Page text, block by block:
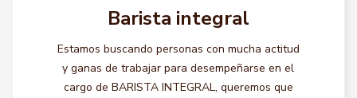
Barista integral
Estamos buscando personas con mucha actitud
y ganas de trabajar para desempeñarse en el
cargo de BARISTA INTEGRAL, queremos que